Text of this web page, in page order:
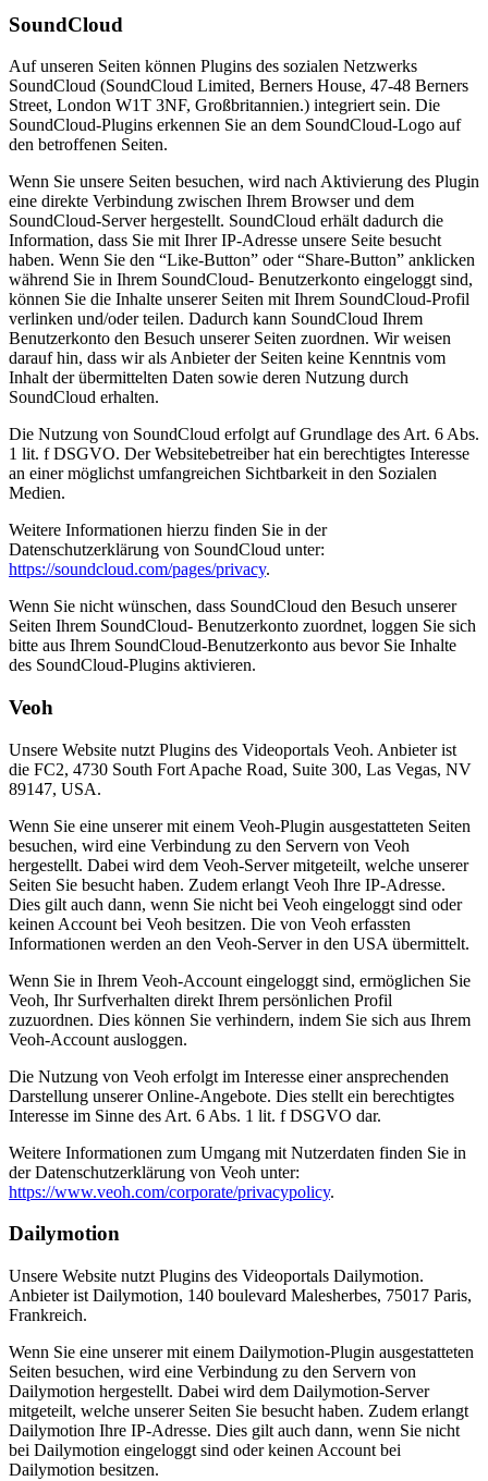
SoundCloud
Auf unseren Seiten können Plugins des sozialen Netzwerks
SoundCloud (SoundCloud Limited, Berners House, 47-48 Berners
Street, London W1T 3NF, Großbritannien.) integriert sein. Die
SoundCloud-Plugins erkennen Sie an dem SoundCloud-Logo auf
den betroffenen Seiten.
Wenn Sie unsere Seiten besuchen, wird nach Aktivierung des Plugin
eine direkte Verbindung zwischen Ihrem Browser und dem
SoundCloud-Server hergestellt. SoundCloud erhält dadurch die
Information, dass Sie mit Ihrer IP-Adresse unsere Seite besucht
haben. Wenn Sie den “Like-Button” oder “Share-Button” anklicken
während Sie in Ihrem SoundCloud- Benutzerkonto eingeloggt sind,
können Sie die Inhalte unserer Seiten mit Ihrem SoundCloud-Profil
verlinken und/oder teilen. Dadurch kann SoundCloud Ihrem
Benutzerkonto den Besuch unserer Seiten zuordnen. Wir weisen
darauf hin, dass wir als Anbieter der Seiten keine Kenntnis vom
Inhalt der übermittelten Daten sowie deren Nutzung durch
SoundCloud erhalten.
Die Nutzung von SoundCloud erfolgt auf Grundlage des Art. 6 Abs.
1 lit. f DSGVO. Der Websitebetreiber hat ein berechtigtes Interesse
an einer möglichst umfangreichen Sichtbarkeit in den Sozialen
Medien.
Weitere Informationen hierzu finden Sie in der
Datenschutzerklärung von SoundCloud unter:
https://soundcloud.com/pages/privacy.
Wenn Sie nicht wünschen, dass SoundCloud den Besuch unserer
Seiten Ihrem SoundCloud- Benutzerkonto zuordnet, loggen Sie sich
bitte aus Ihrem SoundCloud-Benutzerkonto aus bevor Sie Inhalte
des SoundCloud-Plugins aktivieren.
Veoh
Unsere Website nutzt Plugins des Videoportals Veoh. Anbieter ist
die FC2, 4730 South Fort Apache Road, Suite 300, Las Vegas, NV
89147, USA.
Wenn Sie eine unserer mit einem Veoh-Plugin ausgestatteten Seiten
besuchen, wird eine Verbindung zu den Servern von Veoh
hergestellt. Dabei wird dem Veoh-Server mitgeteilt, welche unserer
Seiten Sie besucht haben. Zudem erlangt Veoh Ihre IP-Adresse.
Dies gilt auch dann, wenn Sie nicht bei Veoh eingeloggt sind oder
keinen Account bei Veoh besitzen. Die von Veoh erfassten
Informationen werden an den Veoh-Server in den USA übermittelt.
Wenn Sie in Ihrem Veoh-Account eingeloggt sind, ermöglichen Sie
Veoh, Ihr Surfverhalten direkt Ihrem persönlichen Profil
zuzuordnen. Dies können Sie verhindern, indem Sie sich aus Ihrem
Veoh-Account ausloggen.
Die Nutzung von Veoh erfolgt im Interesse einer ansprechenden
Darstellung unserer Online-Angebote. Dies stellt ein berechtigtes
Interesse im Sinne des Art. 6 Abs. 1 lit. f DSGVO dar.
Weitere Informationen zum Umgang mit Nutzerdaten finden Sie in
der Datenschutzerklärung von Veoh unter:
https://www.veoh.com/corporate/privacypolicy.
Dailymotion
Unsere Website nutzt Plugins des Videoportals Dailymotion.
Anbieter ist Dailymotion, 140 boulevard Malesherbes, 75017 Paris,
Frankreich.
Wenn Sie eine unserer mit einem Dailymotion-Plugin ausgestatteten
Seiten besuchen, wird eine Verbindung zu den Servern von
Dailymotion hergestellt. Dabei wird dem Dailymotion-Server
mitgeteilt, welche unserer Seiten Sie besucht haben. Zudem erlangt
Dailymotion Ihre IP-Adresse. Dies gilt auch dann, wenn Sie nicht
bei Dailymotion eingeloggt sind oder keinen Account bei
Dailymotion besitzen.